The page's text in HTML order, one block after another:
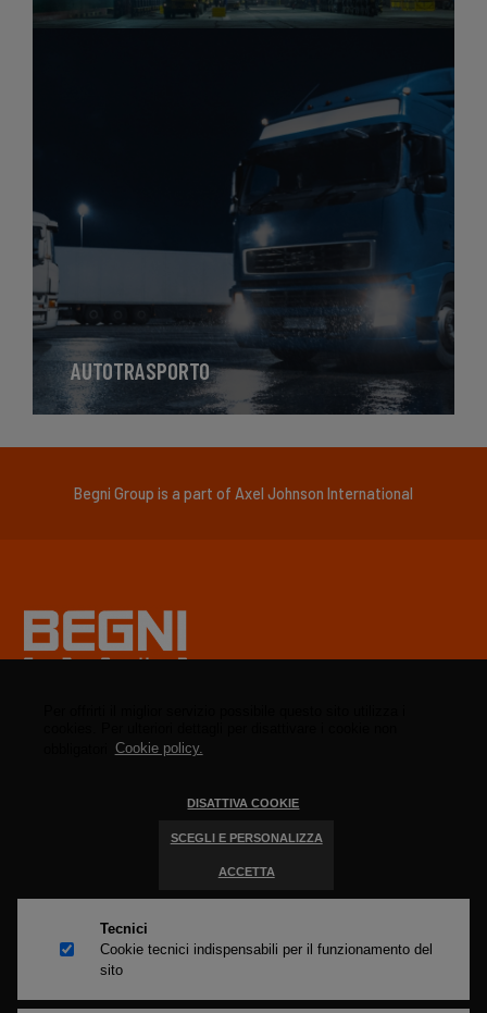
Cookie policy.
DISATTIVA COOKIE
SCEGLI E PERSONALIZZA
ACCETTA
Tecnici
Cookie tecnici indispensabili per il funzionamento del
sito
AUTOTRASPORTO
Begni Group is a part of Axel Johnson International
(Brescia) - Italia
C.F./P. IVA 03428660173
Brache ed accessori per il sollevamento e l’ancoraggio dei carichi